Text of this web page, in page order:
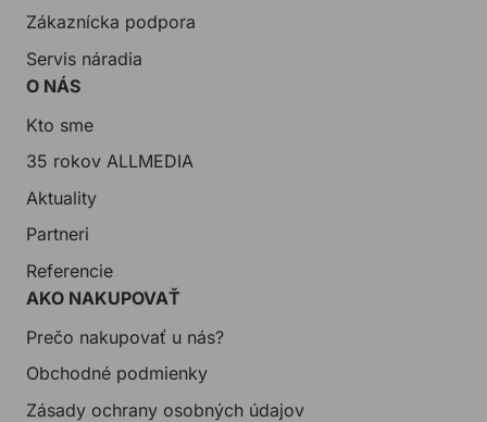
Zákaznícka podpora
Servis náradia
O NÁS
Kto sme
35 rokov ALLMEDIA
Aktuality
Partneri
Referencie
AKO NAKUPOVAŤ
Prečo nakupovať u nás?
Obchodné podmienky
Zásady ochrany osobných údajov